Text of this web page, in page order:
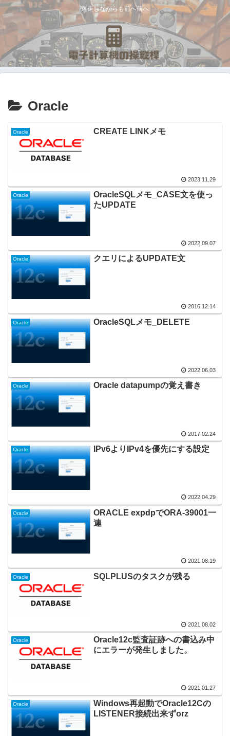
迷走しながらも前へ前へ
Oracle
Oracle CREATE LINKメモ
2023.11.29
Oracle
OracleSQLメモ_CASE文を使っ
たUPDATE
2022.09.07
Oracle クエリによるUPDATE文
2016.12.14
Oracle OracleSQLメモ_DELETE
2022.06.03
Oracle Oracle datapumpの覚え書き
2017.02.24
Oracle IPv6よりIPv4を優先にする設定
2022.04.29
Oracle
ORACLE expdpでORA-39001一
連
2021.08.19
Oracle SQLPLUSのタスクが残る
2021.08.02
Oracle
Oracle12c監査証跡への書込み中
にエラーが発生しました。
2021.01.27
Oracle
Windows再起動でOracle12Cの
LISTENER接続出来ずorz